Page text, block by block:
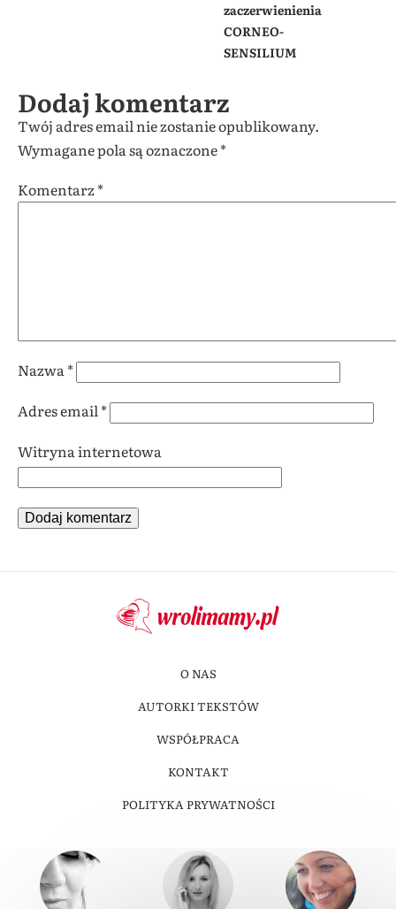
zaczerwienienia
CORNEO-
SENSILIUM
Dodaj komentarz
Twój adres email nie zostanie opublikowany.
Wymagane pola są oznaczone*
Komentarz*
Nazwa *
Adres email *
Witryna internetowa
O NAS
AUTORKI TEKSTÓW
WSPÓŁPRACA
KONTAKT
POLITYKA PRYWATNOŚCI